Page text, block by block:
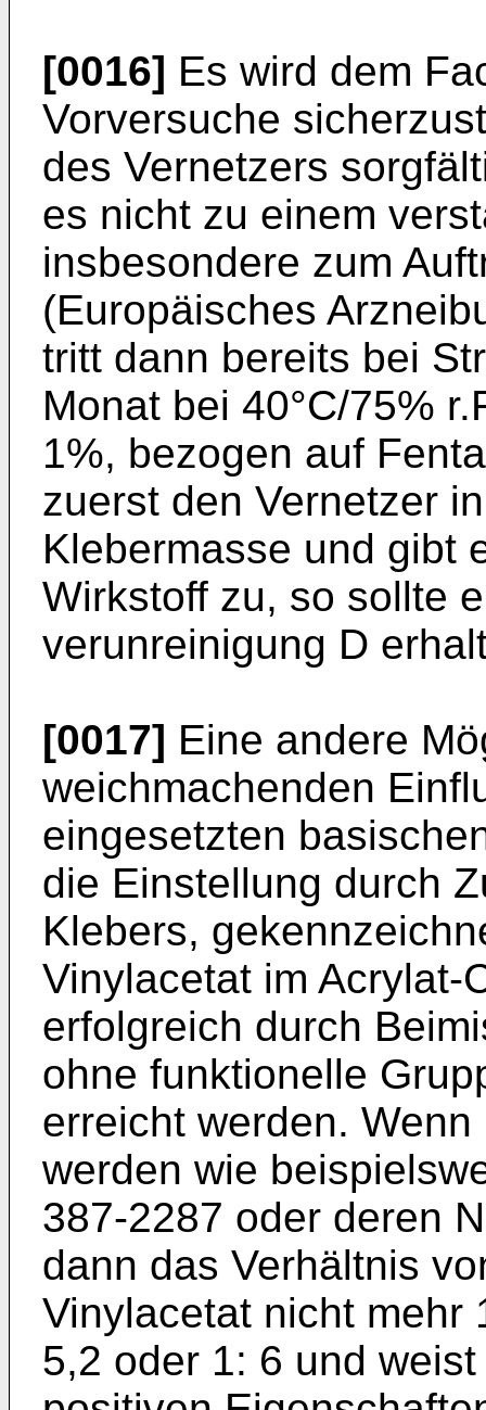
[0016] Es wird dem
Vorversuche
des Vernetzers
es nicht zu einem
insbesondere zum
(Europäisches
tritt dann bereits bei
Monat bei 40°C/75%
1%, bezogen auf
zuerst den Vernetzer
Klebermasse und gibt
Wirkstoff zu, so sollte
verunreinigung D
[0017] Eine andere
weichmachenden
eingesetzten
die Einstellung durch
Klebers,
Vinylacetat im Acrylat-
erfolgreich durch
ohne funktionelle
erreicht werden.
werden wie
387-2287 oder deren
dann das Verhältnis
Vinylacetat nicht mehr
5,2 oder 1: 6 und